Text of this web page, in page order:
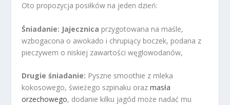
Oto propozycja posiłków na jeden dzień:
Śniadanie: Jajecznica przygotowana na maśle,
wzbogacona o awokado i chrupiący boczek, podana z
pieczywem o niskiej zawartości węglowodanów,
Drugie śniadanie: Pyszne smoothie z mleka
kokosowego, świeżego szpinaku orazmasła
orzechowego, dodanie kilku jagód może nadać mu